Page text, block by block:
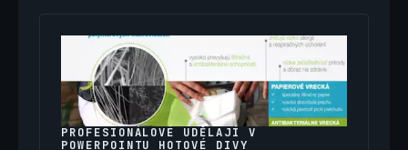
PROFESIONÁLOVÉ UDĚLAJÍ V
POWERPOINTU HOTOVÉ DIVY